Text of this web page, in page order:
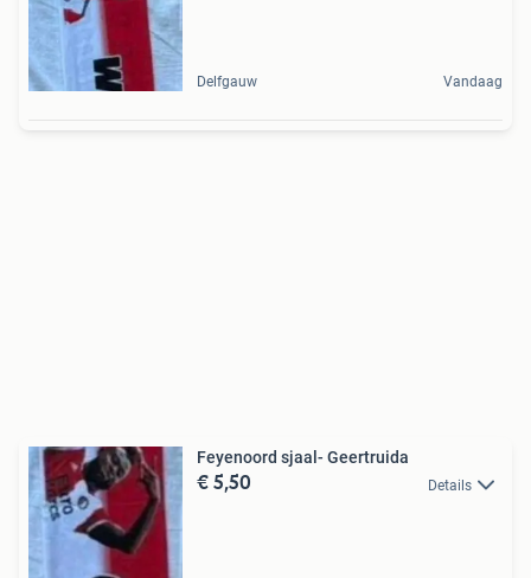
Delfgauw Vandaag
Feyenoord sjaal- Geertruida
€ 5,50 Details